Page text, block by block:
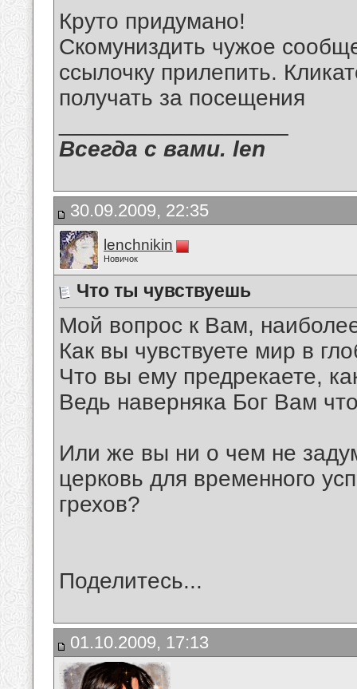
Круто придумано!
Скомуниздить чужое
ссылочку прилепить.
получать за посещения
Всегда с вами. len
30.09.2009, 22:35
lenchnikin
Новичок
Что ты чувствуешь
Мой вопрос к Вам,
Как вы чувствуете мир в
Что вы ему предрекаете,
Ведь наверняка Бог Вам
Или же вы ни о чем не
церковь для временного
грехов?
Поделитесь...
01.10.2009, 17:13